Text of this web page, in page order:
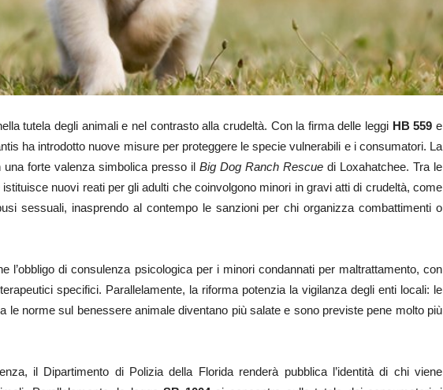
tutela degli animali e nel contrasto alla crudeltà. Con la firma delle leggi HB 559 e
ha introdotto nuove misure per proteggere le specie vulnerabili e i consumatori. La
forte valenza simbolica presso il Big Dog Ranch Rescue di Loxahatchee. Tra le
nuovi reati per gli adulti che coinvolgono minori in gravi atti di crudeltà, come
sessuali, inasprendo al contempo le sanzioni per chi organizza combattimenti o
l’obbligo di consulenza psicologica per i minori condannati per maltrattamento, con
specifici. Parallelamente, la riforma potenzia la vigilanza degli enti locali: le
le norme sul benessere animale diventano più salate e sono previste pene molto più
il Dipartimento di Polizia della Florida renderà pubblica l’identità di chi viene